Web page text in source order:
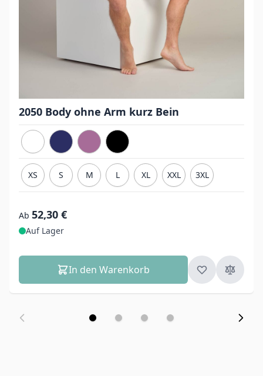
2050 Body ohne Arm kurz Bein
XS S M L XL XXL 3XL
Ab 52,30 €
Auf Lager
In den Warenkorb